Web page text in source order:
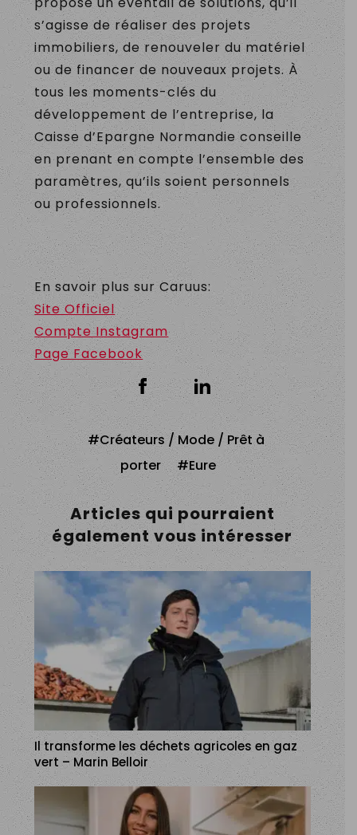
s’agisse de réaliser des projets
immobiliers, de renouveler du matériel
ou de financer de nouveaux projets. À
tous les moments-clés du
développement de l’entreprise, la
Caisse d’Epargne Normandie conseille
en prenant en compte l’ensemble des
paramètres, qu’ils soient personnels
ou professionnels.
En savoir plus sur Caruus:
Site Officiel
Compte Instagram
Page Facebook
Créateurs / Mode / Prêt à
porter
Eure
Articles qui pourraient
également vous intéresser
Il transforme les déchets agricoles en gaz
vert – Marin Belloir